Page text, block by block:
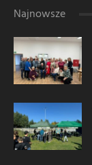
Najnowsze